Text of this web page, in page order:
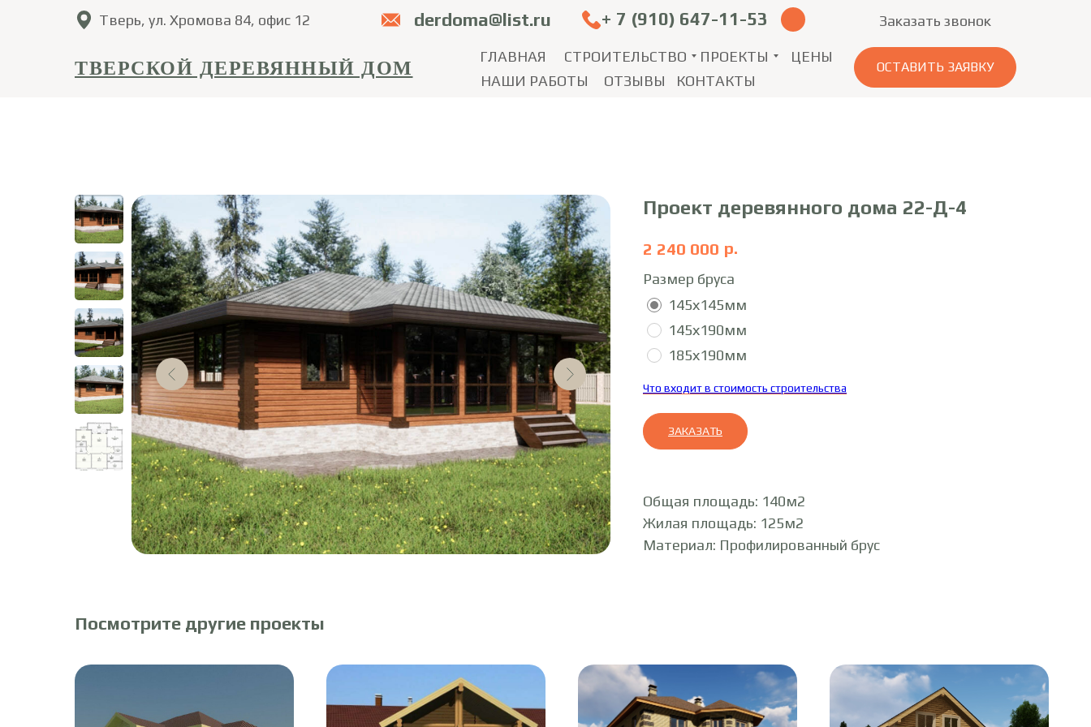
ОСТАВИТЬ ЗАЯВКУ
ГЛАВНАЯ СТРОИТЕЛЬСТВО ПРОЕКТЫ
ЦЕНЫ
НАШИ РАБОТЫ
ОТЗЫВЫ КОНТАКТЫ
Тверь, ул. Хромова 84, офис 12 + 7 (910) 647-11-53
derdoma@list.ru
ТВЕРСКОЙ ДЕРЕВЯННЫЙ ДОМ
Заказать звонок
Проект деревянного дома 22-Д-4
2 240 000 р.
Размер бруса
145х145мм
145х190мм
185х190мм
Что входит в стоимость строительства
ЗАКАЗАТЬ
Общая площадь: 140м2
Жилая площадь: 125м2
Материал: Профилированный брус
Посмотрите другие проекты